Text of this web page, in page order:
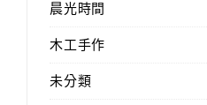
晨光時間
木工手作
未分類